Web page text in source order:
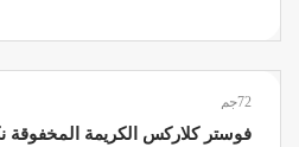
72جم
فوستر كلاركس الكريمة المخفوقة نكهة